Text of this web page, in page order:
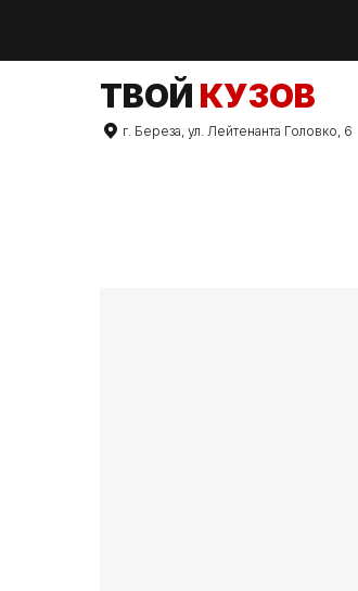
TВОЙ КУЗОВ
г. Береза, ул. Лейтенанта Головко, 6